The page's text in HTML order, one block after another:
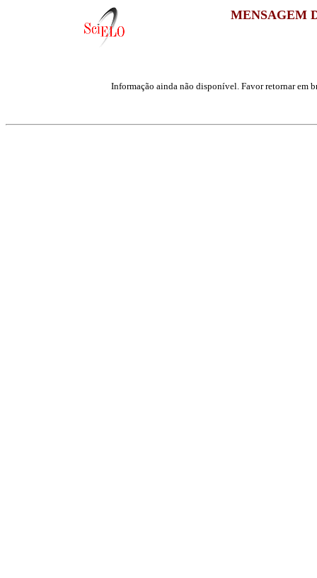
MENSAGEM
Informação ainda não disponível. Favor retornar em